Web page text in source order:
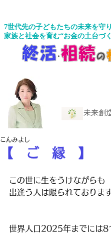
7世代先の子どもたちの未来を守り
家族と社会を育む“お金の土台づ
未来創
【 ご 縁 】
こんみよし
この世に生をうけながらも
出逢う人は限られておりま
世界人口2025年までには